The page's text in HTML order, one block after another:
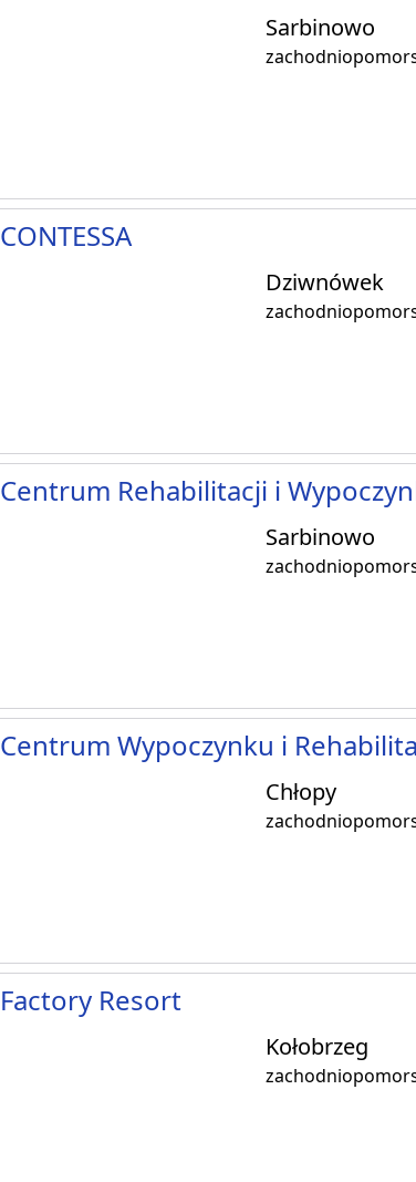
Sarbinowo
CONTESSA
Dziwnówek
Centrum Rehabilitacji i
Sarbinowo
Centrum Wypoczynku i
Chłopy
Factory Resort
Kołobrzeg